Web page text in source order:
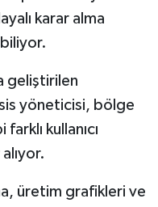
karar alma
geliştirilen
yöneticisi, bölge
kullanıcı
üretim grafikleri ve